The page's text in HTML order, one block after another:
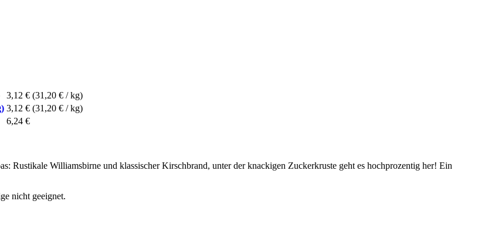
3,12 € (31,20 € / kg)
3,12 € (31,20 € / kg)
6,24 €
Rustikale Williamsbirne und klassischer Kirschbrand, unter der knackigen Zuckerkruste geht es hochprozentig her! Ein
nicht geeignet.